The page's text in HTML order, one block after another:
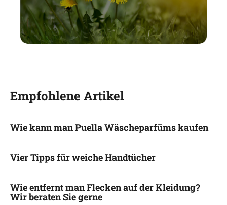
Empfohlene Artikel
Wie kann man Puella Wäscheparfüms kaufen
Vier Tipps für weiche Handtücher
Wie entfernt man Flecken auf der Kleidung?
Wir beraten Sie gerne